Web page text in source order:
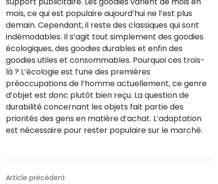
mois, ce qui est populaire aujourd’hui ne l’est plus
demain. Cependant, il reste des classiques qui sont
indémodables. Il s’agit tout simplement des goodies
écologiques, des goodies durables et enfin des
goodies utiles et consommables. Pourquoi ces trois-
là ? L’écologie est l’une des premières
préoccupations de l’homme actuellement, ce genre
d’objet est donc plutôt bien reçu. La question de
durabilité concernant les objets fait partie des
priorités des gens en matière d’achat. L’adaptation
est nécessaire pour rester populaire sur le marché.
Article précédent